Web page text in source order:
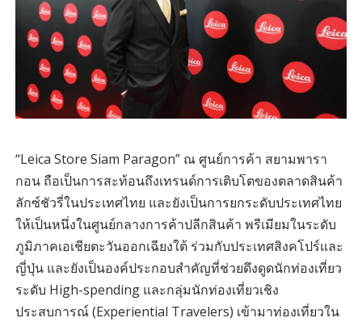
“Leica Store Siam Paragon” ณ ศูนย์การค้า สยามพารา
กอน ถือเป็นการสะท้อนถึงเทรนด์การเติบโตของตลาดสินค้า
ลักซ์ชัวรี่ในประเทศไทย และยังเป็นการยกระดับประเทศไทย
ให้เป็นหนึ่งในศูนย์กลางการค้าปลีกสินค้า พรีเมียมในระดับ
ภูมิภาคเอเชียตะวันออกเฉียงใต้ ร่วมกับประเทศสิงคโปร์และ
ญี่ปุ่น และยังเป็นองค์ประกอบสำคัญที่ช่วยดึงดูดนักท่องเที่ยว
ระดับ High-spending และกลุ่มนักท่องเที่ยวเชิง
ประสบการณ์ (Experiential Travelers) เข้ามาท่องเที่ยวใน